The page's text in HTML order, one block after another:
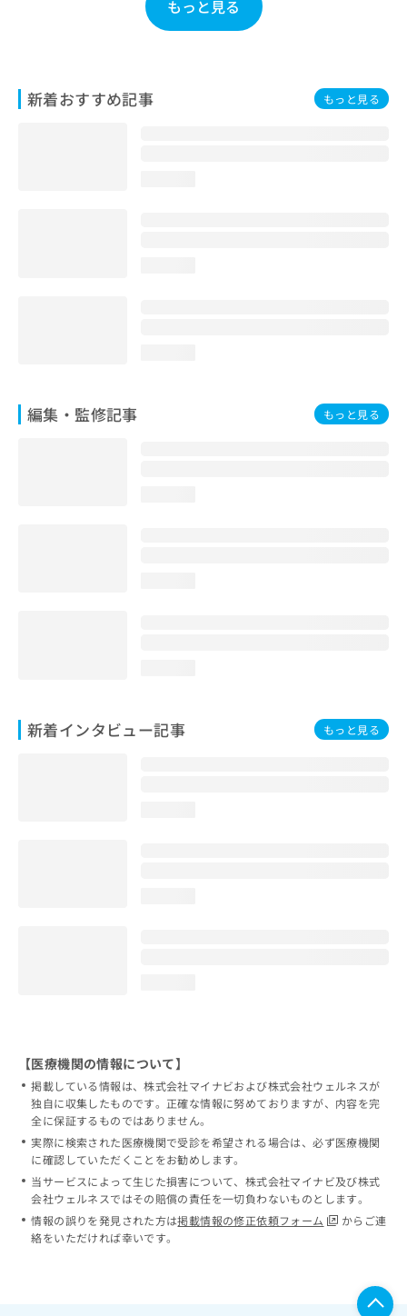
もっと見る
新着おすすめ記事 もっと見る
編集・監修記事 もっと見る
新着インタビュー記事 もっと見る
せ
【医療機関の情報について】
掲載している情報は、株式会社マイナビおよび株式会社ウェルネスが
独自に収集したものです。正確な情報に努めておりますが、内容を完
全に保証するものではありません。
実際に検索された医療機関で受診を希望される場合は、必ず医療機関
に確認していただくことをお勧めします。
当サービスによって生じた損害について、株式会社マイナビ及び株式
会社ウェルネスではその賠償の責任を一切負わないものとします。
情報の誤りを発見された方は掲載情報の修正依頼フォーム
からご連
絡をいただければ幸いです。